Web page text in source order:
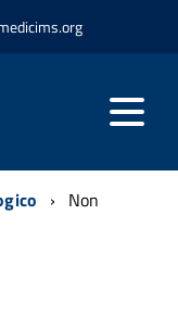
Non